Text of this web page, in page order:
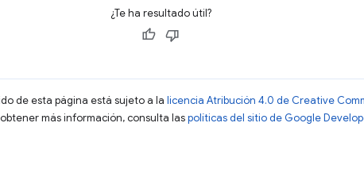
¿Te ha resultado útil?
de esta página está sujeto a la licencia Atribución 4.0 de Creative
obtener más información, consulta laspolíticas del sitio de Google